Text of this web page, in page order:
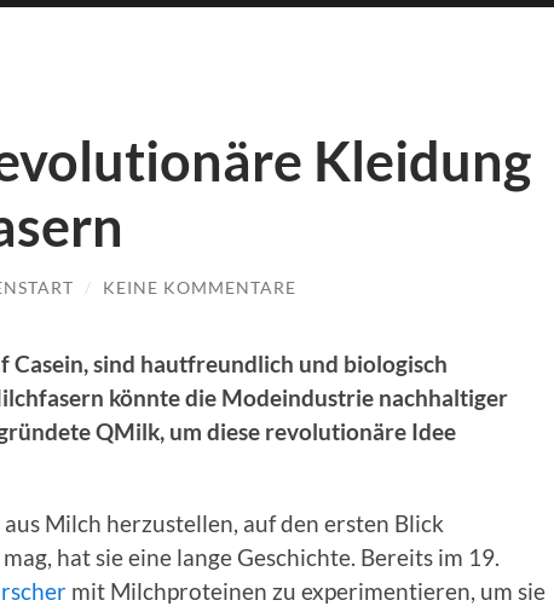
Kleidung
/ KEINE KOMMENTARE
Casein, sind hautfreundlich und biologisch
könnte die Modeindustrie nachhaltiger
QMilk, um diese revolutionäre Idee
Milch herzustellen, auf den ersten Blick
hat sie eine lange Geschichte. Bereits im 19.
mit Milchproteinen zu experimentieren, um sie